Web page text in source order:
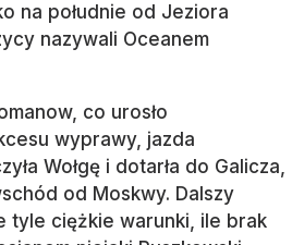
na południe od Jeziora
nazywali Oceanem
co urosło
wyprawy, jazda
Wołgę i dotarła do Galicza,
od Moskwy. Dalszy
tyle ciężkie warunki, ile brak